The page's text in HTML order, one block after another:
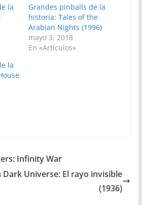
la
Grandes pinballs de la
historia: Tales of the
Arabian Nights (1996)
mayo 3, 2018
En «Artículos»
la
Infinity War
Dark Universe: El rayo invisible
(1936)